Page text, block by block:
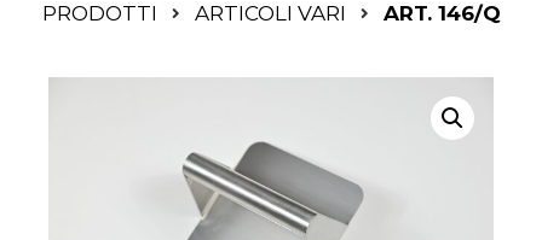
PRODOTTI ARTICOLI VARI ART. 146/Q